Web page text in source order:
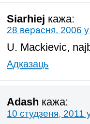
Siarhiej кажа:
28 верасня, 2006
U. Mackievic,
Адказаць
Adash кажа:
10 студзеня, 2011